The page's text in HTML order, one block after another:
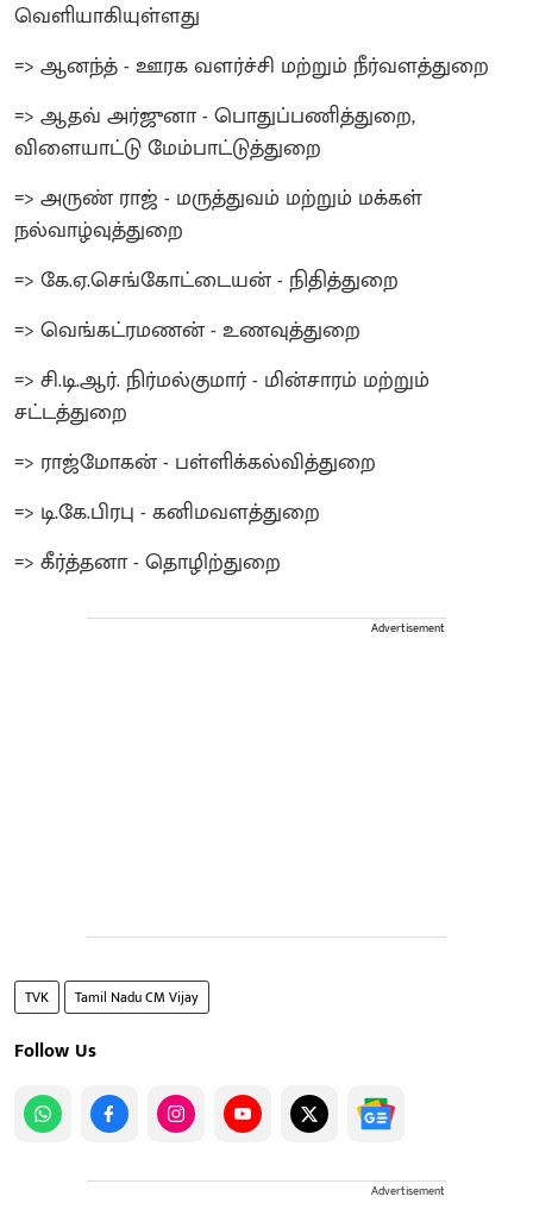
வெளியாகியுள்ளது
=> ஆனந்த் - ஊரக வளர்ச்சி மற்றும் நீர்வளத்துறை
=> ஆதவ் அர்ஜுனா - பொதுப்பணித்துறை,
விளையாட்டு மேம்பாட்டுத்துறை
=> அருண் ராஜ் - மருத்துவம் மற்றும் மக்கள்
நல்வாழ்வுத்துறை
=> கே.ஏ.செங்கோட்டையன் - நிதித்துறை
=> வெங்கட்ரமணன் - உணவுத்துறை
=> சி.டி.ஆர். நிர்மல்குமார் - மின்சாரம் மற்றும்
சட்டத்துறை
=> ராஜ்மோகன் - பள்ளிக்கல்வித்துறை
=> டி.கே.பிரபு - கனிமவளத்துறை
=> கீர்த்தனா - தொழிற்துறை
Advertisement
TVK Tamil Nadu CM Vijay
Follow Us
Advertisement